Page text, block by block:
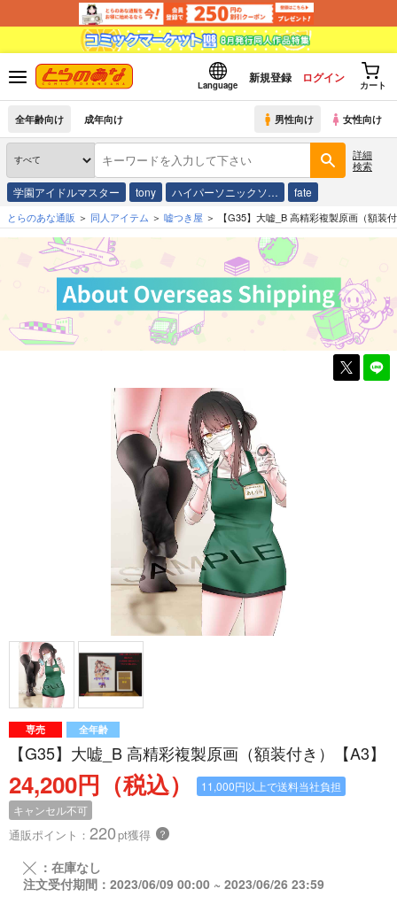
Language
新規登録 ログイン
カート
全年齢向け 成年向け 男性向け 女性向け
詳細
検索
学園アイドルマスター tony ハイパーソニックソ… fate
とらのあな通販 同人アイテム 嘘つき屋 【G35】大嘘_B 高精彩複製原画（額装
専売 全年齢
【G35】大嘘_B 高精彩複製原画（額装付き）【A3】
24,200円（税込）
11,000円以上で送料当社負担
キャンセル不可
通販ポイント： 220pt獲得 ？
╳ ：在庫なし
注文受付期間：2023/06/09 00:00 ~ 2023/06/26 23:59